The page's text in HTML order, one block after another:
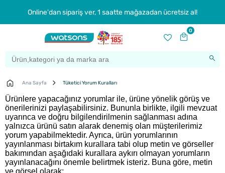
Online'dan sipariş ver, 1 saatte mağazadan ücretsiz al!
0
Ana Sayfa Tüketici Yorum Kuralları
Ürünlere yapacağınız yorumlar ile, ürüne yönelik görüş ve
önerilerinizi paylaşabilirsiniz. Bununla birlikte, ilgili mevzuat
uyarınca ve doğru bilgilendirilmenin sağlanması adına
yalnızca ürünü satın alarak denemiş olan müşterilerimiz
yorum yapabilmektedir. Ayrıca, ürün yorumlarının
yayınlanması birtakım kurallara tabi olup metin ve görseller
bakımından aşağıdaki kurallara aykırı olmayan yorumların
yayınlanacağını önemle belirtmek isteriz. Buna göre, metin
ve görsel olarak;